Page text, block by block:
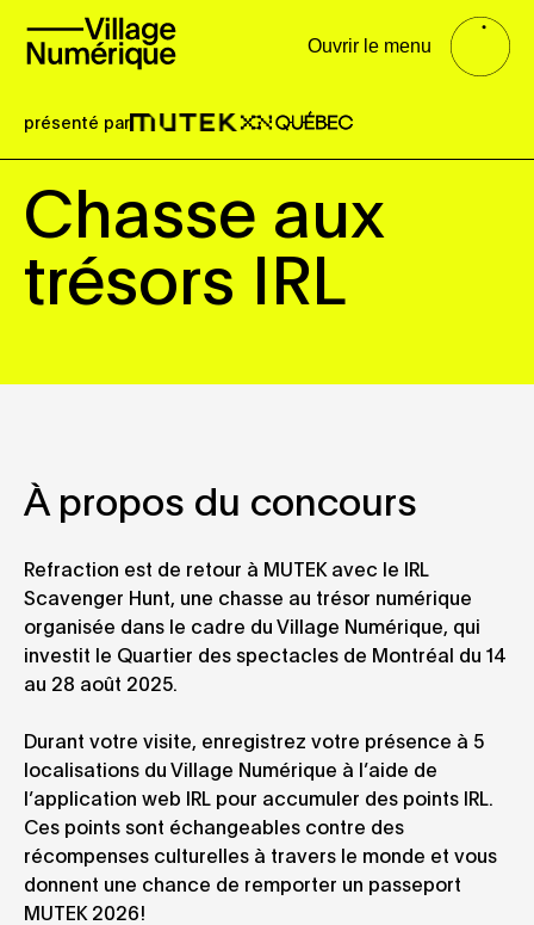
présenté par
Ouvrir le menu
Chasse aux
trésors IRL
À propos du concours
Refraction est de retour à MUTEK avec le IRL
Scavenger Hunt, une chasse au trésor numérique
organisée dans le cadre du Village Numérique, qui
investit le Quartier des spectacles de Montréal du 14
au 28 août 2025.
Durant votre visite, enregistrez votre présence à 5
localisations du Village Numérique à l’aide de
l’application web IRL pour accumuler des points IRL.
Ces points sont échangeables contre des
récompenses culturelles à travers le monde et vous
donnent une chance de remporter un passeport
MUTEK 2026!